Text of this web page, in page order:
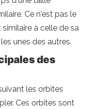
Ce n'est pas le
à celle de sa
unes des autres.
des
les orbites
Ces orbites sont